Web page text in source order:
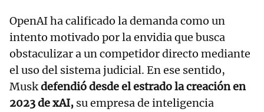
OpenAI ha calificado la demanda como un
intento motivado por la envidia que busca
obstaculizar a un competidor directo mediante
el uso del sistema judicial. En ese sentido,
Muskdefendió desde el estrado la creación en
2023 de xAI, su empresa de inteligencia